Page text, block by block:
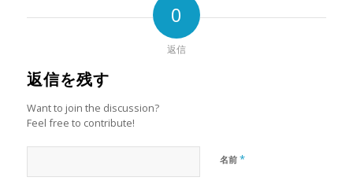
0
返信
返信を残す
Want to join the discussion?
Feel free to contribute!
名前 *